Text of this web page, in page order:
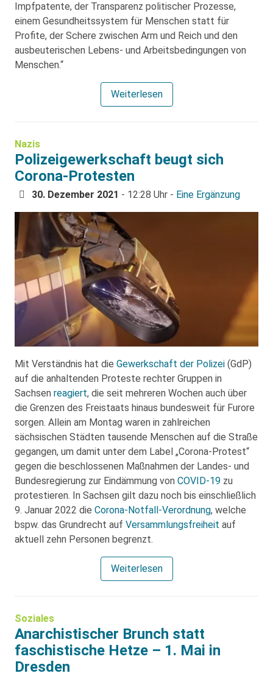
Impfpatente, der Transparenz politischer Prozesse,
einem Gesundheitssystem für Menschen statt für
Profite, der Schere zwischen Arm und Reich und den
ausbeuterischen Lebens- und Arbeitsbedingungen von
Menschen.“
Weiterlesen
Nazis
Polizeigewerkschaft beugt sich
Corona-Protesten
30. Dezember 2021 - 12:28 Uhr - Eine Ergänzung
Mit Verständnis hat die Gewerkschaft der Polizei (GdP)
auf die anhaltenden Proteste rechter Gruppen in
Sachsen reagiert, die seit mehreren Wochen auch über
die Grenzen des Freistaats hinaus bundesweit für Furore
sorgen. Allein am Montag waren in zahlreichen
sächsischen Städten tausende Menschen auf die Straße
gegangen, um damit unter dem Label „Corona-Protest“
gegen die beschlossenen Maßnahmen der Landes- und
Bundesregierung zur Eindämmung von COVID-19 zu
protestieren. In Sachsen gilt dazu noch bis einschließlich
9. Januar 2022 die Corona-Notfall-Verordnung, welche
bspw. das Grundrecht auf Versammlungsfreiheit auf
aktuell zehn Personen begrenzt.
Weiterlesen
Soziales
Anarchistischer Brunch statt
faschistische Hetze – 1. Mai in
Dresden